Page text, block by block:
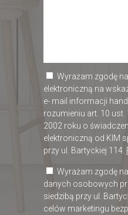
Wyrażam zgodę
elektroniczną na
e- mail informacji
rozumieniu art. 10
2002 roku o
elektroniczną od KIM
przy ul. Bartyckiej 114.
Wyrażam zgodę
danych osobowych
siedzibą przy ul.
celów marketingu